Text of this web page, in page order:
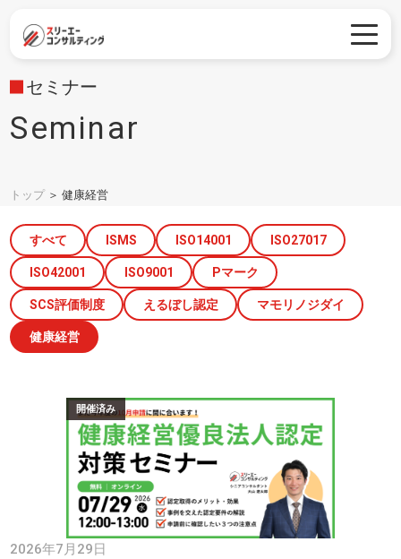
セミナー
Seminar
トップ ＞ 健康経営
すべて ISMS ISO14001 ISO27017
ISO42001 ISO9001 Pマーク
SCS評価制度 えるぼし認定 マモリノジダイ
健康経営
開催済み
2026年7月29日